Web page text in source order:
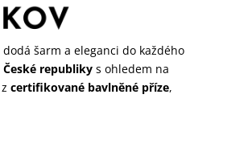
šarm a eleganci do každého
České republiky s ohledem na
zcertifikované bavlněné příze,